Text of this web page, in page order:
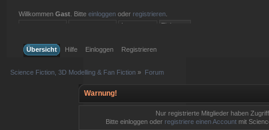
WillkommenGast . Bitteeinloggen oder registrieren
Übersicht
Hilfe Einloggen Registrieren
Science Fiction, 3D Modelling & Fan Fiction » Forum
Warnung!
Nur registrierte Mitglieder haben
Bitte einloggen oder registriere einen Account mit